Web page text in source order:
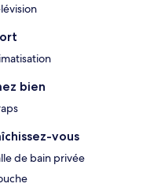
bien
vous
de bain privée